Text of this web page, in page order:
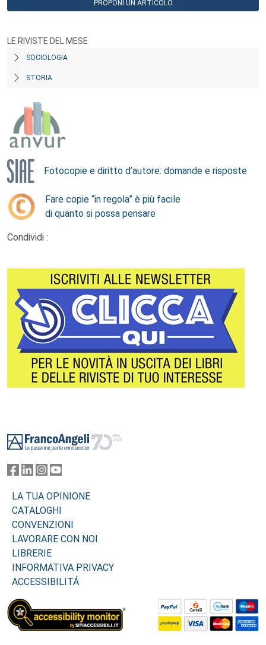
PROPONI UN ARTICOLO
LE RIVISTE DEL MESE
SOCIOLOGIA
STORIA
Fotocopie e diritto d’autore: domande e risposte
Fare copie “in regola” è più facile
di quanto si possa pensare
Condividi :
LA TUA OPINIONE
CATALOGHI
CONVENZIONI
LAVORARE CON NOI
LIBRERIE
INFORMATIVA PRIVACY
ACCESSIBILITÁ